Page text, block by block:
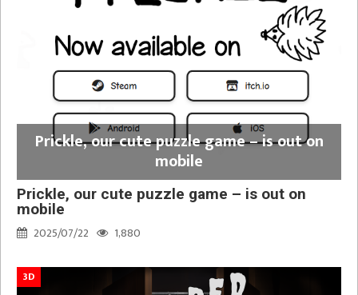
Prickle, our cute puzzle game – is out on
mobile
Prickle, our cute puzzle game – is out on
mobile
2025/07/22
1,880
3D